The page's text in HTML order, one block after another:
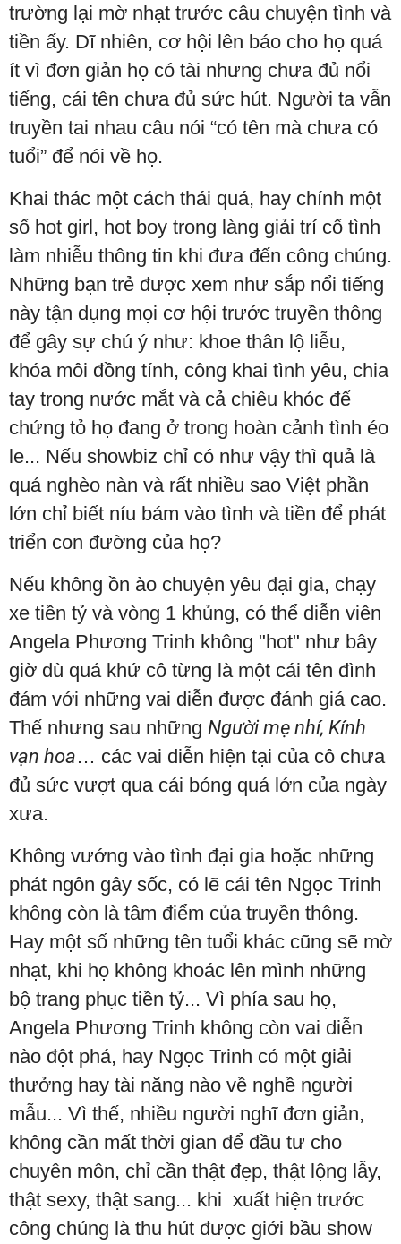
trường lại mờ nhạt trước câu chuyện tình và
tiền ấy. Dĩ nhiên, cơ hội lên báo cho họ quá
ít vì đơn giản họ có tài nhưng chưa đủ nổi
tiếng, cái tên chưa đủ sức hút. Người ta vẫn
truyền tai nhau câu nói “có tên mà chưa có
tuổi” để nói về họ.
Khai thác một cách thái quá, hay chính một
số hot girl, hot boy trong làng giải trí cố tình
làm nhiễu thông tin khi đưa đến công chúng.
Những bạn trẻ được xem như sắp nổi tiếng
này tận dụng mọi cơ hội trước truyền thông
để gây sự chú ý như: khoe thân lộ liễu,
khóa môi đồng tính, công khai tình yêu, chia
tay trong nước mắt và cả chiêu khóc để
chứng tỏ họ đang ở trong hoàn cảnh tình éo
le... Nếu showbiz chỉ có như vậy thì quả là
quá nghèo nàn và rất nhiều sao Việt phần
lớn chỉ biết níu bám vào tình và tiền để phát
triển con đường của họ?
Nếu không ồn ào chuyện yêu đại gia, chạy
xe tiền tỷ và vòng 1 khủng, có thể diễn viên
Angela Phương Trinh không "hot" như bây
giờ dù quá khứ cô từng là một cái tên đình
đám với những vai diễn được đánh giá cao.
Thế nhưng sau những Người mẹ nhí, Kính
vạn hoa… các vai diễn hiện tại của cô chưa
đủ sức vượt qua cái bóng quá lớn của ngày
xưa.
Không vướng vào tình đại gia hoặc những
phát ngôn gây sốc, có lẽ cái tên Ngọc Trinh
không còn là tâm điểm của truyền thông.
Hay một số những tên tuổi khác cũng sẽ mờ
nhạt, khi họ không khoác lên mình những
bộ trang phục tiền tỷ... Vì phía sau họ,
Angela Phương Trinh không còn vai diễn
nào đột phá, hay Ngọc Trinh có một giải
thưởng hay tài năng nào về nghề người
mẫu... Vì thế, nhiều người nghĩ đơn giản,
không cần mất thời gian để đầu tư cho
chuyên môn, chỉ cần thật đẹp, thật lộng lẫy,
thật sexy, thật sang... khi xuất hiện trước
công chúng là thu hút được giới bầu show